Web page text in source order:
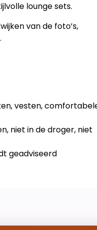
lounge sets.
van de foto’s,
vesten,
niet in de droger, niet
geadviseerd